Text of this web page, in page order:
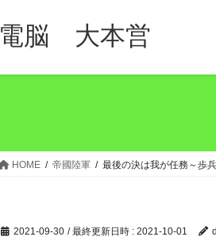
電脳 大本営
HOME 帝國陸軍 最後の決は我が任務～歩
2021-09-30 / 最終更新日時 : 2021-10-01